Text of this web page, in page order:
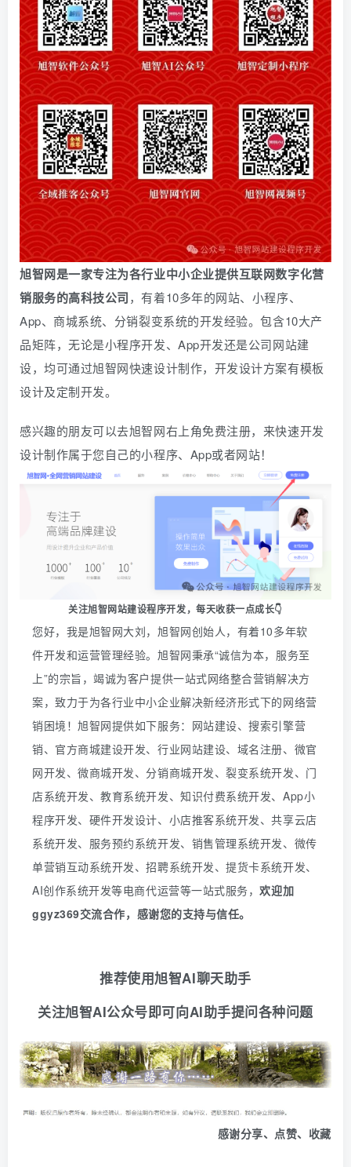
旭智网是一家专注为各行业中小企业提供互联网数字化营
销服务的高科技公司，有着10多年的网站、小程序、
App、商城系统、 分销裂变系统的开发经验。包含10大产
品矩阵，无论是小程序开发、App开发还是公司网站建
设，均可通过旭智网快速设计制作，开发设计方案有模板
设计及定制开发。
感兴趣的朋友可以去旭智网右上角免费注册， 来快速开发
设计制作属于您自己的小程序、App或者网站！
关注旭智网站建设程序开发，每天收获一点成长👇
您好，我是旭智网大刘，旭智网创始人，有着10多年软
件开发和运营管理经验。旭智网秉承“诚信为本，服务至
上”的宗旨，竭诚为客户提供一站式网络整合营销解决方
案，致力于为各行业中小企业解决新经济形式下的网络营
销困境！旭智网提供如下服务：网站建设、搜索引擎营
销、官方商城建设开发、行业网站建设、域名注册、微官
网开发、微商城开发、分销商城开发、裂变系统开发、门
店系统开发、教育系统开发、知识付费系统开发、 App小
程序开发、硬件开发设计、小店推客系统开发、共享云店
系统开发、服务预约系统开发、销售管理系统开发、微传
单营销互动系统开发、招聘系统开发、提货卡系统开发、
AI创作系统开发等电商代运营等一站式服务，欢迎加
ggyz369交流合作，感谢您的支持与信任。
推荐使用旭智AI聊天助手
关注旭智AI公众号即可向AI助手提问各种问题
感谢分享、点赞、收藏